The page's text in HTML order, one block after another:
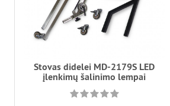
Stovas didelei MD-2179S LED
įlenkimų šalinimo lempai